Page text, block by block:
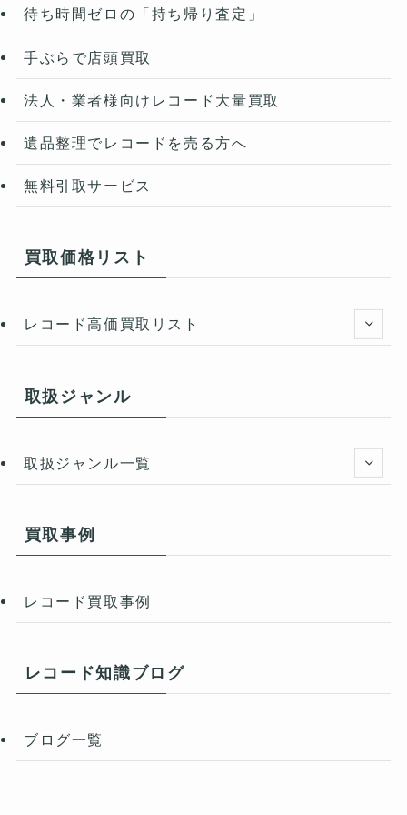
待ち時間ゼロの「持ち帰り査定」
手ぶらで店頭買取
法人・業者様向けレコード大量買取
遺品整理でレコードを売る方へ
無料引取サービス
買取価格リスト
レコード高価買取リスト
取扱ジャンル
取扱ジャンル一覧
買取事例
レコード買取事例
レコード知識ブログ
ブログ一覧